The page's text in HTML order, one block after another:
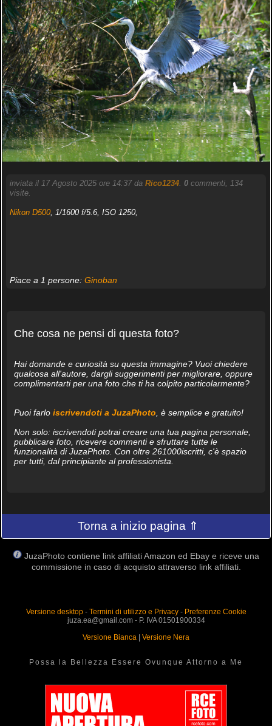
inviata il 17 Agosto 2025 ore 14:37 da Rico1234. 0commenti, 134
visite.
Nikon D500, 1/1600 f/5.6, ISO 1250,
Piace a 1 persone: Ginoban
Che cosa ne pensi di questa foto?
Hai domande e curiosità su questa immagine? Vuoi chiedere
qualcosa all'autore, dargli suggerimenti per migliorare, oppure
complimentarti per una foto che ti ha colpito particolarmente?
Puoi farlo iscrivendoti a JuzaPhoto , è semplice e gratuito!
Non solo: iscrivendoti potrai creare una tua pagina personale,
pubblicare foto, ricevere commenti e sfruttare tutte le
funzionalità di JuzaPhoto. Con oltre 261000iscritti, c'è spazio
per tutti, dal principiante al professionista.
Torna a inizio pagina ⇑
JuzaPhoto contiene link affiliati Amazon ed Ebay e riceve una
commissione in caso di acquisto attraverso link affiliati.
Versione desktop- Termini di utilizzo e Privacy- Preferenze Cookie
juza.ea@gmail.com - P. IVA 01501900334
Versione Bianca
Versione Nera
Possa la Bellezza Essere Ovunque Attorno a Me